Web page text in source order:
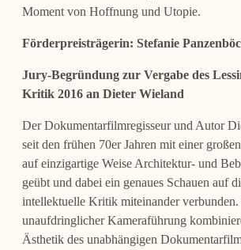
Moment von Hoffnung und Utopie.
Förderpreisträgerin: Stefanie
Jury-Begründung zur Vergabe des
Kritik 2016 an Dieter Wieland
Der Dokumentarfilmregisseur und Autor
seit den frühen 70er Jah­ren mit einer
auf einzigartige Weise Architektur- und
geübt und dabei ein genaues Schauen auf
intellektuelle Kritik miteinander
unaufdringlicherKameraführung
Ästhetik des unabhängigen